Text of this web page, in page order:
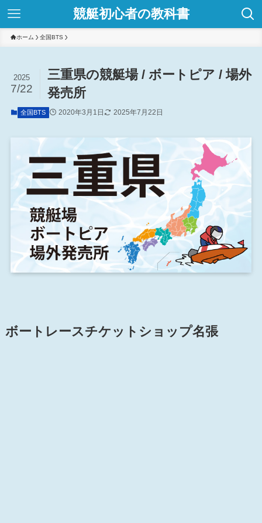
競艇初心者の教科書
ホーム 全国BTS
三重県の競艇場 / ボートピア / 場外
発売所
2025
7/22
全国BTS 2020年3月1日 2025年7月22日
ボートレースチケットショップ名張